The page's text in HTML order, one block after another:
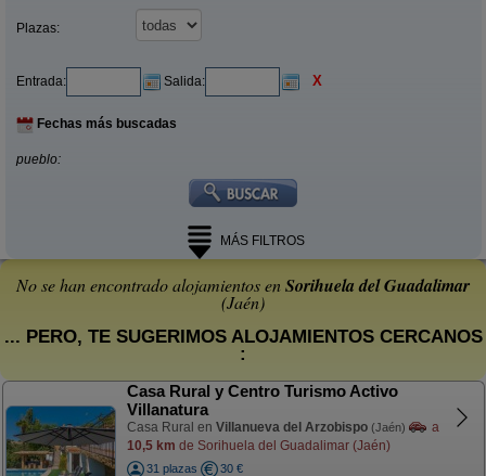
Plazas:
Entrada: Salida: X
Fechas más buscadas
pueblo:
MÁS FILTROS
No se han encontrado alojamientos enSorihuela del Guadalimar
(Jaén)
... PERO, TE SUGERIMOS ALOJAMIENTOS CERCANOS
:
Casa Rural y Centro Turismo Activo
Villanatura
Casa Rural en Villanueva del Arzobispo (Jaén)
a
10,5 km de Sorihuela del Guadalimar (Jaén)
31 plazas
30 €